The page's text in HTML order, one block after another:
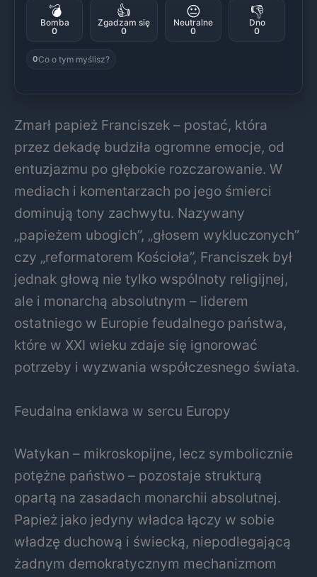
💣
Bomba
0
👍
Zgadzam się
0
😐
Neutralne
0
👎
Dno
0
0Co o tym myślisz?
Zmarł papież Franciszek – postać, która
przez dekadę budziła ogromne emocje, od
entuzjazmu po głębokie rozczarowanie. W
mediach i komentarzach po jego śmierci
dominują tony zachwytu. Nazywany
„papieżem ubogich”, „głosem wykluczonych”
czy „reformatorem Kościoła”, Franciszek był
jednak głową nie tylko wspólnoty religijnej,
ale i monarchą absolutnym – liderem
ostatniego w Europie feudalnego państwa,
które w XXI wieku zdaje się ignorować
potrzeby i wyzwania współczesnego świata.
Feudalna enklawa w sercu Europy
Watykan – mikroskopijne, lecz symbolicznie
potężne państwo – pozostaje strukturą
opartą na zasadach monarchii absolutnej.
Papież jako jedyny władca łączy w sobie
władzę duchową i świecką, niepodlegającą
żadnym demokratycznym mechanizmom